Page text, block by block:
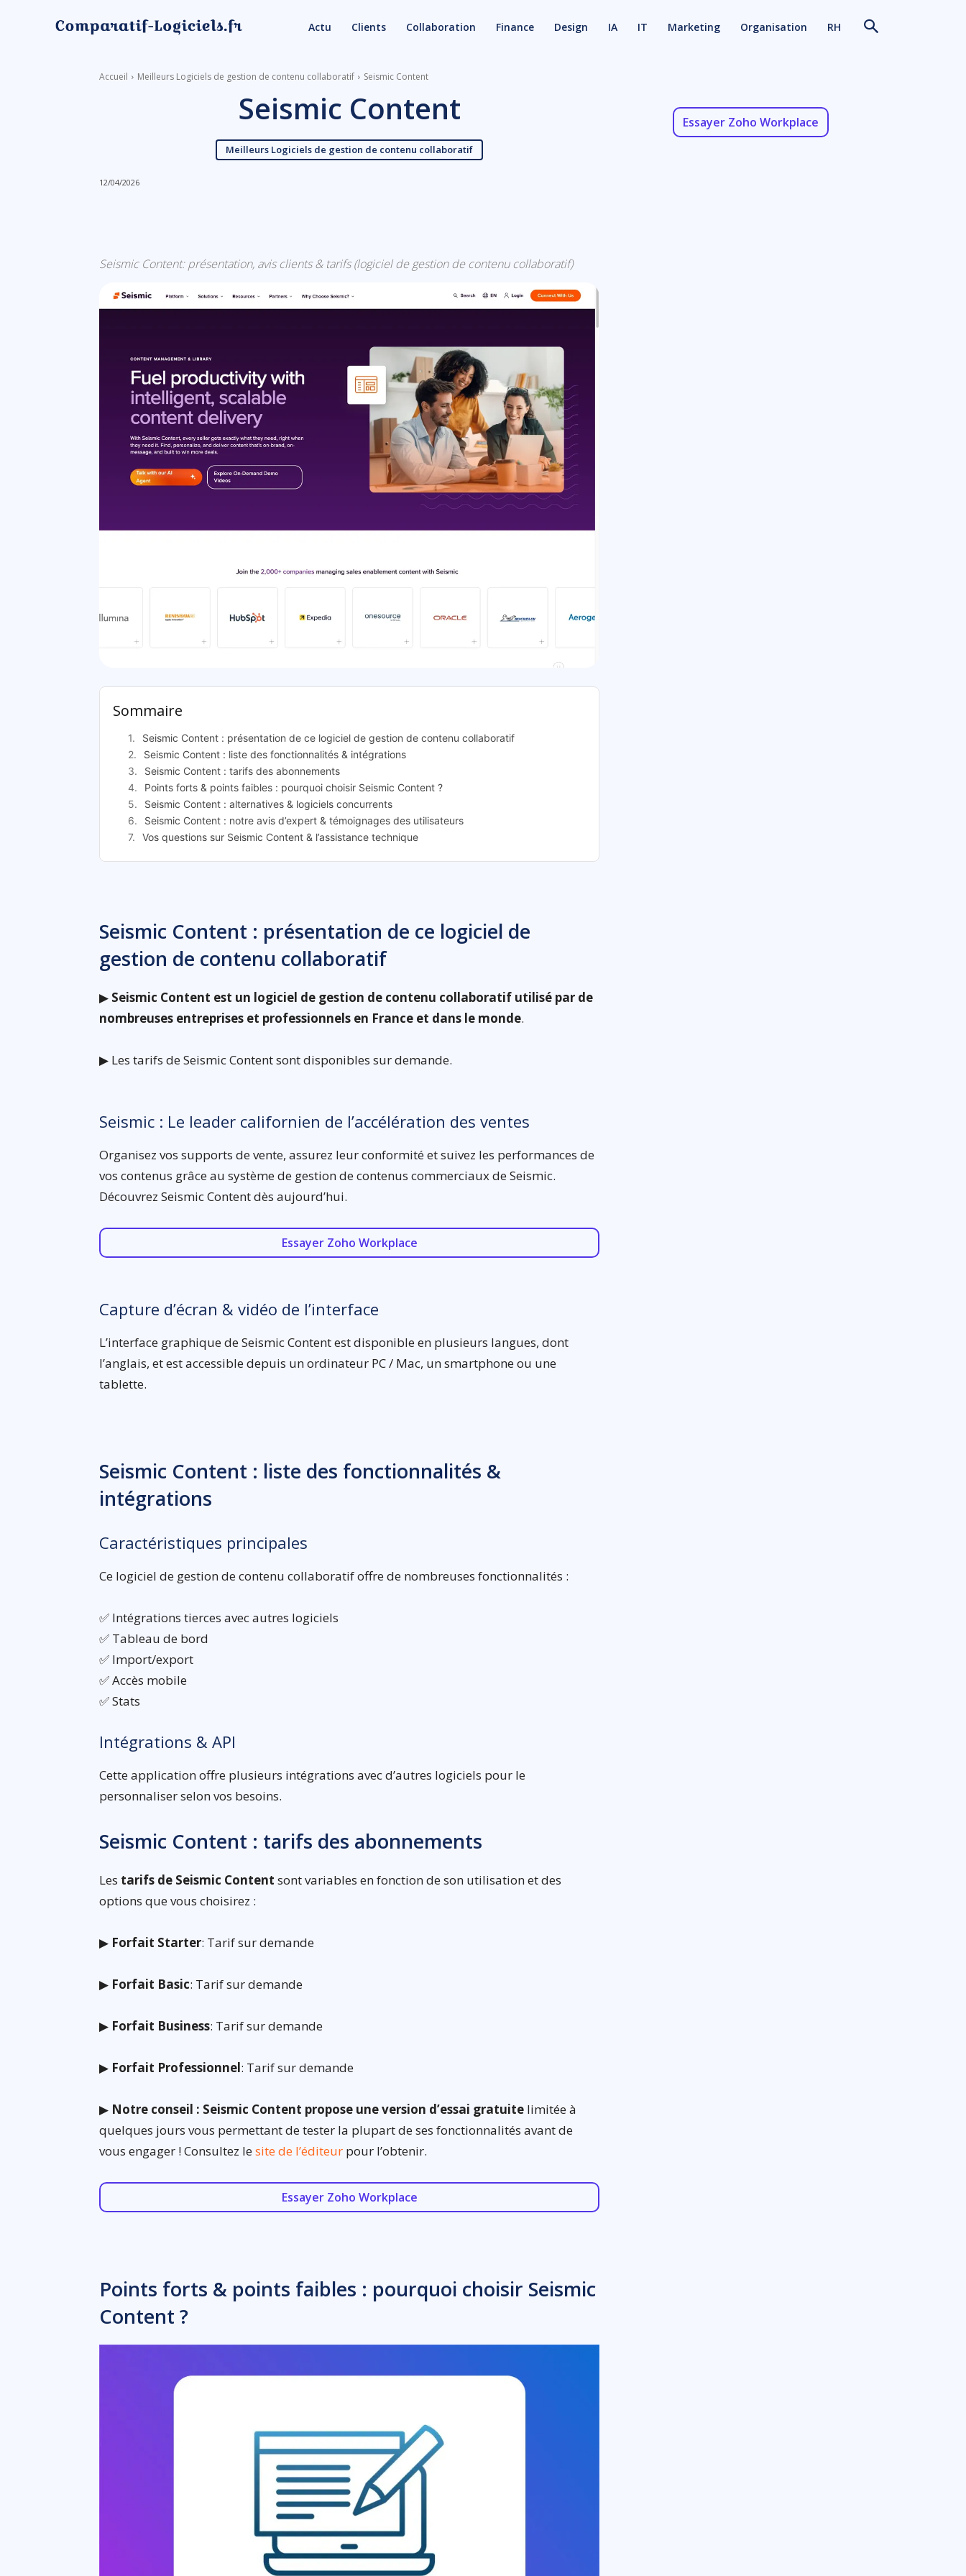
Actu Clients Collaboration Finance Design IA IT Marketing Organisation RH
Accueil Meilleurs Logiciels de gestion de contenu collaboratif Seismic Content
Seismic Content
Meilleurs Logiciels de gestion de contenu collaboratif
12/04/2026
Seismic Content: présentation, avis clients & tarifs (logiciel de gestion de contenu collaboratif)
Sommaire
Seismic Content : présentation de ce logiciel de gestion de contenu collaboratif
Seismic Content : liste des fonctionnalités & intégrations
Seismic Content : tarifs des abonnements
Points forts & points faibles : pourquoi choisir Seismic Content ?
Seismic Content : alternatives & logiciels concurrents
Seismic Content : notre avis d’expert & témoignages des utilisateurs
Vos questions sur Seismic Content & l’assistance technique
Seismic Content : présentation de ce logiciel de
gestion de contenu collaboratif
▶ Seismic Content est un logiciel de gestion de contenu collaboratif utilisé par de
nombreuses entreprises et professionnels en France et dans le monde.
▶ Les tarifs de Seismic Content sont disponibles sur demande.
Seismic : Le leader californien de l’accélération des ventes
Organisez vos supports de vente, assurez leur conformité et suivez les performances de
vos contenus grâce au système de gestion de contenus commerciaux de Seismic.
Découvrez Seismic Content dès aujourd’hui.
Essayer Zoho Workplace
Capture d’écran & vidéo de l’interface
L’interface graphique de Seismic Content est disponible en plusieurs langues, dont
l’anglais, et est accessible depuis un ordinateur PC / Mac, un smartphone ou une
tablette.
Seismic Content : liste des fonctionnalités &
intégrations
Caractéristiques principales
Ce logiciel de gestion de contenu collaboratif offre de nombreuses fonctionnalités :
✅ Intégrations tierces avec autres logiciels
✅ Tableau de bord
✅ Import/export
✅ Accès mobile
✅ Stats
Intégrations & API
Cette application offre plusieurs intégrations avec d’autres logiciels pour le
personnaliser selon vos besoins.
Seismic Content : tarifs des abonnements
Les tarifs de Seismic Content sont variables en fonction de son utilisation et des
options que vous choisirez :
▶ Forfait Starter: Tarif sur demande
▶ Forfait Basic: Tarif sur demande
▶ Forfait Business: Tarif sur demande
▶ Forfait Professionnel: Tarif sur demande
▶ Notre conseil : Seismic Content propose une version d’essai gratuite limitée à
quelques jours vous permettant de tester la plupart de ses fonctionnalités avant de
vous engager ! Consultez lesite de l’éditeur pour l’obtenir.
Essayer Zoho Workplace
Points forts & points faibles : pourquoi choisir Seismic
Content ?
Essayer Zoho Workplace